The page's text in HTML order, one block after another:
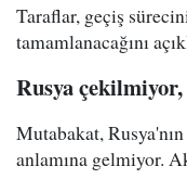
Taraflar, geçiş
tamamlanacağını
Rusya
Mutabakat,
anlamına gelmiyor.